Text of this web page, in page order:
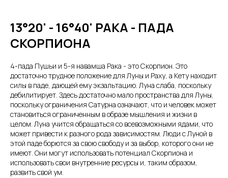
13°20' - 16°40' РАКА - ПАДА
СКОРПИОНА
4-пада Пушьи и 5-я навамша Рака - это Скорпион. Это
достаточно трудное положение для Луны и Раху, а Кету находит
силы в паде, дающей ему экзальтацию. Луна слаба, поскольку
дебилитирует. Здесь достаточно мало пространства для Луны,
поскольку ограничения Сатурна означают, что и человек может
становиться ограниченным в образе мышления и жизни в
целом. Луна учится обращаться со всевозможными ядами, что
может привести к разного рода зависимостям. Люди с Луной в
этой паде борются за свою свободу и за выбор, которого они не
имеют. Они могут использовать потенциал Скорпиона и
использовать свои внутренние ресурсы и, таким образом,
развить свой ум.